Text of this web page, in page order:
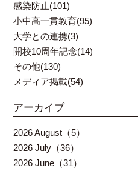
感染防止(101)
小中高一貫教育(95)
大学との連携(3)
開校10周年記念(14)
その他(130)
メディア掲載(54)
アーカイブ
2026 August（5）
2026 July（36）
2026 June（31）